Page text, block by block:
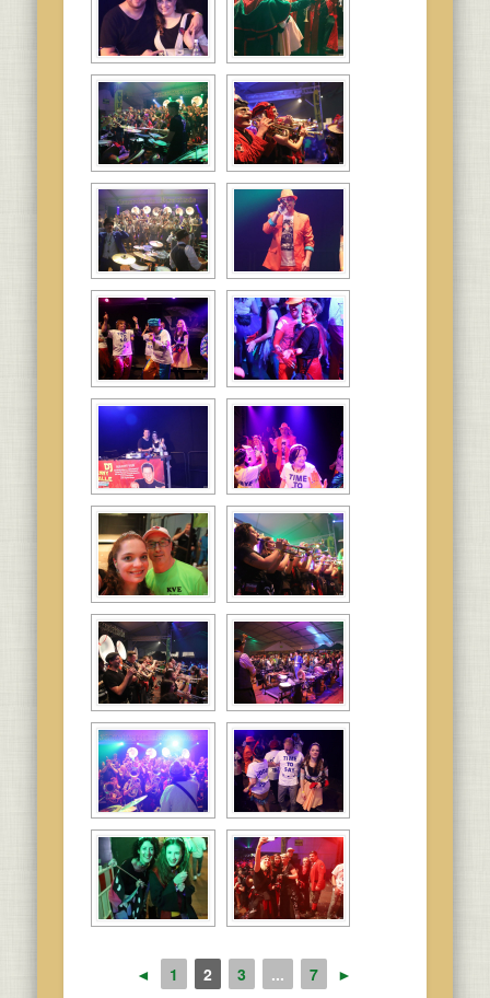
◄ 1 2 3 ... 7 ►